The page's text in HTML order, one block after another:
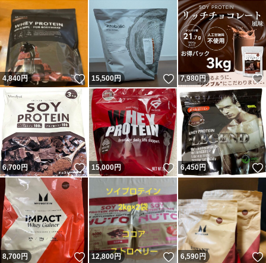
4,840円 いいね！
15,500円 いいね！
7,980 円
6,700円 いいね！
15,000円 いいね！
6,450円
8,700円 いいね！
12,800円 いいね！
6,590円